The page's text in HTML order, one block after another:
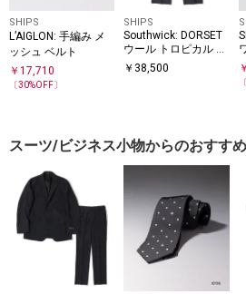
SHIPS
L’AIGLON: 手編み メ
ッシュ ベルト
￥ 17,710
〔30%OFF〕
SHIPS
Southwick: DORSET
ウール トロピカル ノ
ープリーツ トラウザ
￥ 38,500 ￥
〔
スーツ/ビジネス小物からのおすすめ